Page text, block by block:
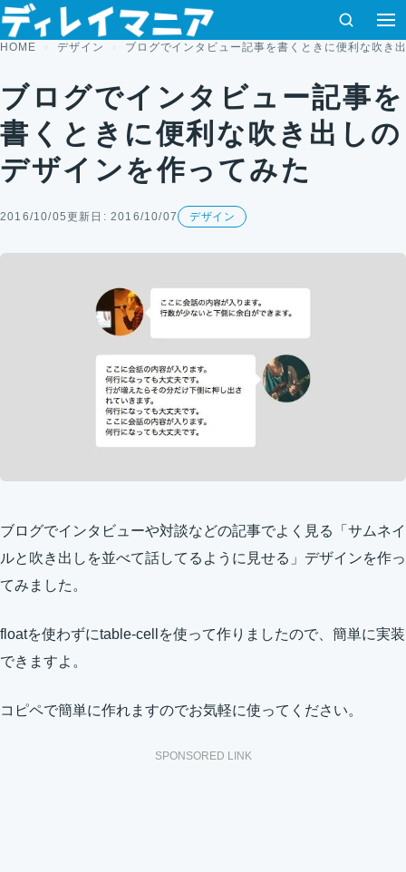
コンテンツへスキップ
検索
HOME デザイン ブログでインタビュー記事を書くときに便利な吹き
ブログでインタビュー記事を
書くときに便利な吹き出しの
デザインを作ってみた
2016/10/05更新日: 2016/10/07 デザイン
ブログでインタビューや対談などの記事でよく見る「サムネイ
ルと吹き出しを並べて話してるように見せる」デザインを作っ
てみました。
floatを使わずにtable-cellを使って作りましたので、簡単に実装
できますよ。
コピペで簡単に作れますのでお気軽に使ってください。
SPONSORED LINK